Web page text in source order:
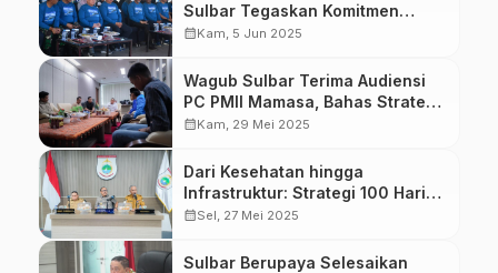
Sulbar Tegaskan Komitmen
Perangi Sampah Plastik
calendar_monthKam, 5 Jun 2025
Wagub Sulbar Terima Audiensi
PC PMII Mamasa, Bahas Strategi
Pengembangan Pariwisata
calendar_monthKam, 29 Mei 2025
Dari Kesehatan hingga
Infrastruktur: Strategi 100 Hari
Kerja SDK-JSM Optimalkan
Rakyat
calendar_monthSel, 27 Mei 2025
Sulbar Berupaya Selesaikan